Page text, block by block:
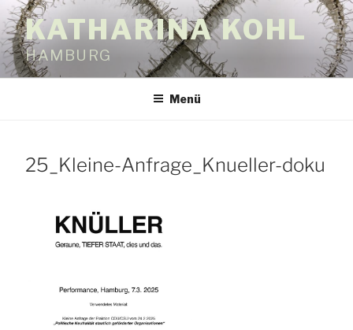
Zum
Inhalt
springenKATHARINA KOHL
HAMBURG
Menü
25_Kleine-Anfrage_Knueller-doku